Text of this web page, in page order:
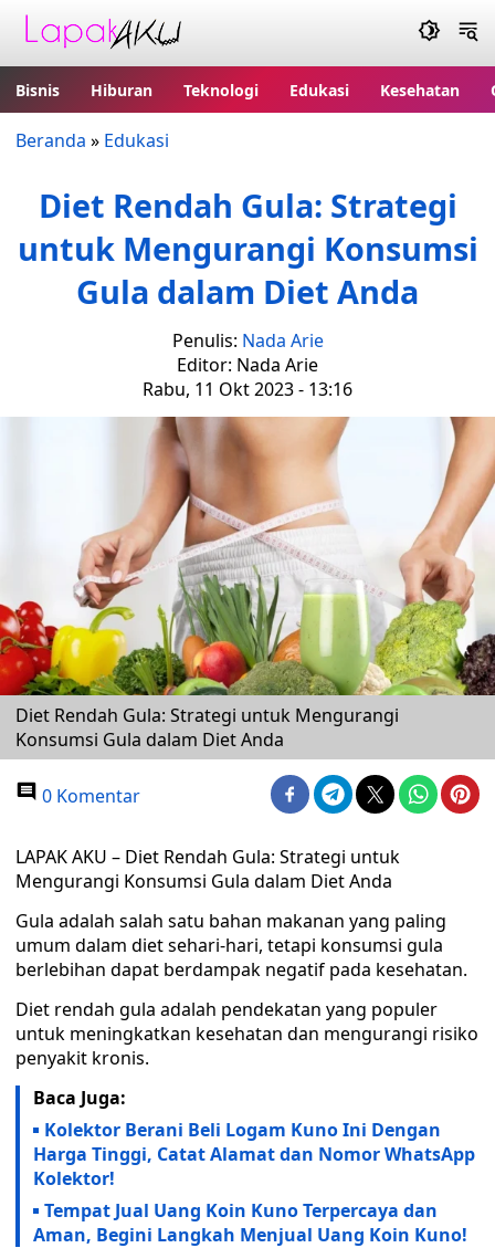
Bisnis Hiburan Teknologi Edukasi Kesehatan
Beranda » Edukasi
Diet Rendah Gula: Strategi
untuk Mengurangi Konsumsi
Gula dalam Diet Anda
Penulis: Nada Arie
Editor: Nada Arie
Rabu, 11 Okt 2023 - 13:16
Diet Rendah Gula: Strategi untuk Mengurangi
Konsumsi Gula dalam Diet Anda
0 Komentar
LAPAK AKU – Diet Rendah Gula: Strategi untuk
Mengurangi Konsumsi Gula dalam Diet Anda
Gula adalah salah satu bahan makanan yang paling
umum dalam diet sehari-hari, tetapi konsumsi gula
berlebihan dapat berdampak negatif pada kesehatan.
Diet rendah gula adalah pendekatan yang populer
untuk meningkatkan kesehatan dan mengurangi risiko
penyakit kronis.
Baca Juga:
Kolektor Berani Beli Logam Kuno Ini Dengan
Harga Tinggi, Catat Alamat dan Nomor WhatsApp
Kolektor!
Tempat Jual Uang Koin Kuno Terpercaya dan
Aman, Begini Langkah Menjual Uang Koin Kuno!